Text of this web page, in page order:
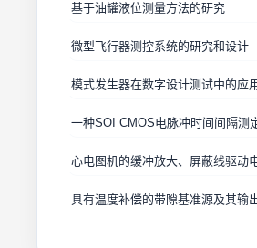
基于油罐液位测量方法的研究
微型飞行器测控系统的研究和设计
模式发生器在数字设计测试中的应
一种SOI CMOS电脉冲时间间隔测
心电图机的缓冲放大、屏蔽线驱动
具有温度补偿的带隙基准源及其输